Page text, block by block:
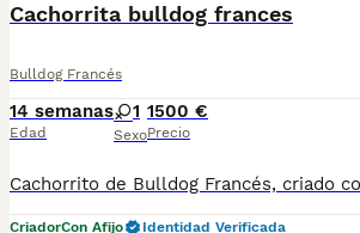
Cachorrita bulldog frances
Bulldog Francés
14 semanas
Edad
1
Sexo
1500 €
Precio
CriadorCon Afijo Identidad Verificada